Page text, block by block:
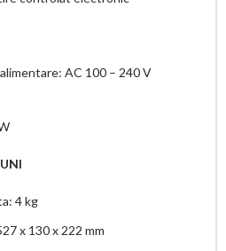
AC 100 – 240 V
4 kg
x 130 x 222 mm